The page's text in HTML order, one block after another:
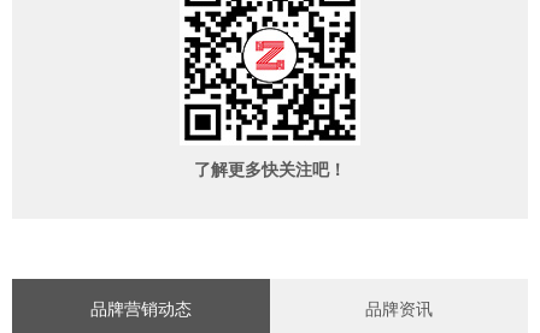
了解更多快关注吧！
品牌营销动态 品牌资讯